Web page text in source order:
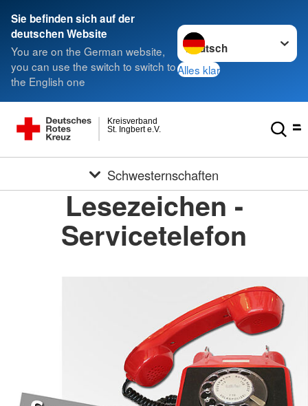
Sie befinden sich auf der
deutschen Website
You are on the German website,
you can use the switch to switch to
the English one
Sprache wechseln zu
Alles klar
St. Ingbert e.V.
Kreisverband
Schwesternschaften
Lesezeichen -
Servicetelefon